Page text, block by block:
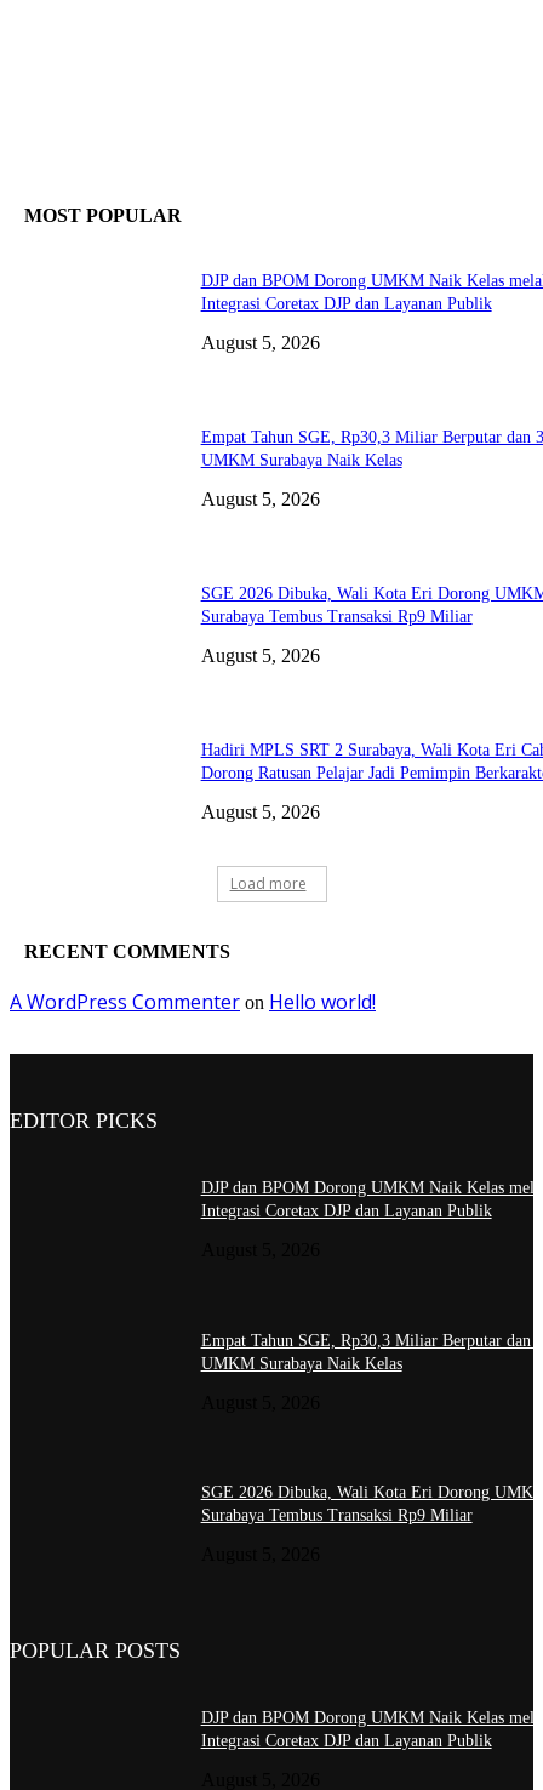
MOST POPULAR
DJP dan BPOM Dorong UMKM Naik Kelas
Integrasi Coretax DJP dan Layanan Publik
August 5, 2026
Empat Tahun SGE, Rp30,3 Miliar Berputar dan
UMKM Surabaya Naik Kelas
August 5, 2026
SGE 2026 Dibuka, Wali Kota Eri Dorong
Surabaya Tembus Transaksi Rp9 Miliar
August 5, 2026
Hadiri MPLS SRT 2 Surabaya, Wali Kota Eri
Dorong Ratusan Pelajar Jadi Pemimpin
August 5, 2026
Load more
RECENT COMMENTS
A WordPress Commenter on Hello world!
EDITOR PICKS
DJP dan BPOM Dorong UMKM Naik Kelas
Integrasi Coretax DJP dan Layanan Publik
Empat Tahun SGE, Rp30,3 Miliar Berputar dan
UMKM Surabaya Naik Kelas
SGE 2026 Dibuka, Wali Kota Eri Dorong
Surabaya Tembus Transaksi Rp9 Miliar
POPULAR POSTS
DJP dan BPOM Dorong UMKM Naik Kelas
Integrasi Coretax DJP dan Layanan Publik